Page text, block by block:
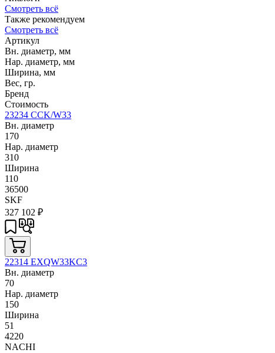
Смотреть всё
Также рекомендуем
Смотреть всё
Артикул
Вн. диаметр, мм
Нар. диаметр, мм
Ширина, мм
Вес, гр.
Бренд
Стоимость
23234 CCK/W33
Вн. диаметр
170
Нар. диаметр
310
Ширина
110
36500
SKF
327 102 ₽
22314 EXQW33KC3
Вн. диаметр
70
Нар. диаметр
150
Ширина
51
4220
NACHI